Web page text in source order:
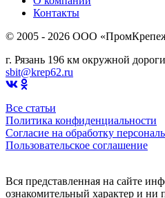
Контакты
© 2005 - 2026 OOO
г. Рязань 196 км окружной
sbit@krep62.ru
Все статьи
Политика конфиденциальности
Согласие на обработку
Пользовательское соглашение
Вся представленная на сайте
ознакомительный характер и ни